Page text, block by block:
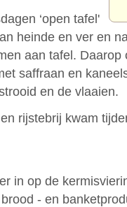
‘open tafel'
heinde en ver en
aan tafel. Daarop
saffraan en
en de vlaaien.
rijstebrij kwam
in op de
- en